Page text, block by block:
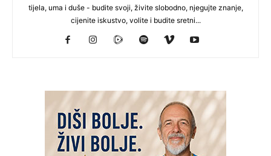
tijela, uma i duše - budite svoji, živite slobodno, njegujte znanje,
cijenite iskustvo, volite i budite sretni...